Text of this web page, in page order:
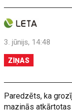
3. jūnijs, 14:48
ZIŅAS
Paredzēts, ka
mazinās